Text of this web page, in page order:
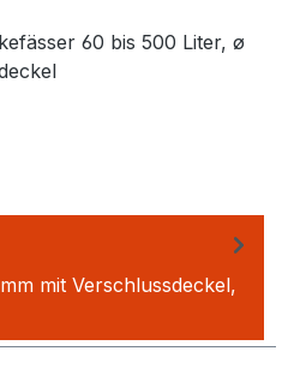
60 bis 500 Liter, ø
mit Verschlussdeckel,